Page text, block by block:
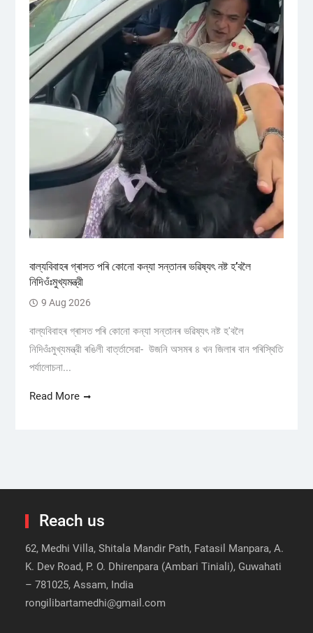
বাল্যবিবাহৰ গ্ৰাসত পৰি কোনো কন্যা সন্তানৰ ভৱিষ্যৎ নষ্ট হ’বলৈ
নিদিওঁঃমুখ্যমন্ত্রী
9 Aug 2026
বাল্যবিবাহৰ গ্ৰাসত পৰি কোনো কন্যা সন্তানৰ ভৱিষ্যৎ নষ্ট হ'বলৈ
নিদিওঁঃমুখ্যমন্ত্রী ৰঙিলী বাৰ্ত্তাসেৱা- উজনি অসমৰ ৪ খন জিলাৰ বান পৰিস্থিতি
পৰ্যালোচনা...
Read More
Reach us
62, Medhi Villa, Shitala Mandir Path, Fatasil Manpara, A.
K. Dev Road, P. O. Dhirenpara (Ambari Tiniali), Guwahati
– 781025, Assam, India
rongilibartamedhi@gmail.com